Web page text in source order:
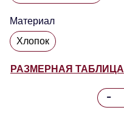
Материал
Хлопок
РАЗМЕРНАЯ ТАБЛИЦА